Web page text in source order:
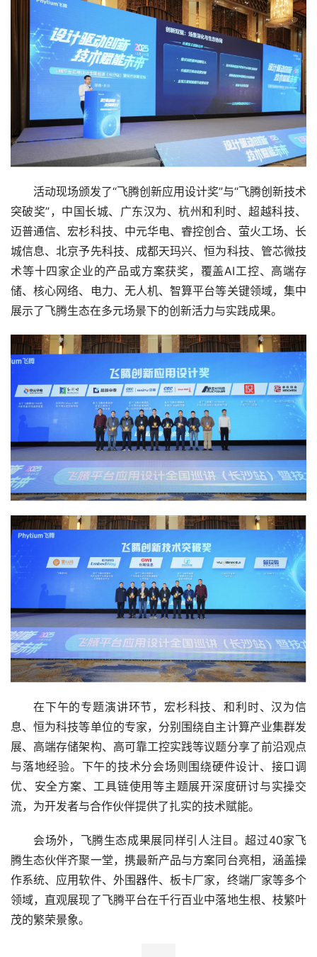
活动现场颁发了“飞腾创新应用设计奖”与“飞腾创新技术
突破奖”，中国长城、广东汉为、杭州和利时、超越科技、
迈普通信、宏杉科技、中元华电、睿控创合、萤火工场、长
城信息、北京予先科技、成都天玛兴、恒为科技、管芯微技
术等十四家企业的产品或方案获奖，覆盖AI工控、高端存
储、核心网络、电力、无人机、智算平台等关键领域，集中
展示了飞腾生态在多元场景下的创新活力与实践成果。
在下午的专题演讲环节，宏杉科技、和利时、汉为信
息、恒为科技等单位的专家，分别围绕自主计算产业集群发
展、高端存储架构、高可靠工控实践等议题分享了前沿观点
与落地经验。下午的技术分会场则围绕硬件设计、接口调
优、安全方案、工具链使用等主题展开深度研讨与实操交
流，为开发者与合作伙伴提供了扎实的技术赋能。
会场外，飞腾生态成果展同样引人注目。超过40家飞
腾生态伙伴齐聚一堂，携最新产品与方案同台亮相，涵盖操
作系统、应用软件、外围器件、板卡厂家，终端厂家等多个
领域，直观展现了飞腾平台在千行百业中落地生根、枝繁叶
茂的繁荣景象。